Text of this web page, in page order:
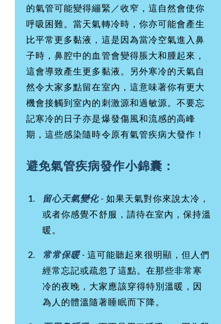
的氣管可能變得繃緊／收窄，這自然會使你
呼吸困難。當天氣轉冷時，你亦可能會產生
比平常更多黏液，這是因為當冷空氣進入鼻
子時，鼻腔中的血管會變得脹大和腫起來，
這會導致產生更多黏液。另外寒冷的天氣自
然令大家多點留在室內，這意味著你有更大
機會接觸到室內的刺激源和過敏源。不要忘
記寒冷的日子亦是爆發傷風和流感的高峰
期，這些感染隨時令原有氣管疾病大發作！
避免氣管疾病發作小錦囊：
留心天氣變化- 如果天氣對你來說太冷，
或者你感覺不舒服，請待在室內，保持溫
暖。
常常保暖 - 這可能聽起來很明顯，但人們
經常忘記或疏忽了這點。在那些非常寒
冷的夜晚，大家應該穿得特別溫暖，因
為人的體溫隨著睡眠而下降。